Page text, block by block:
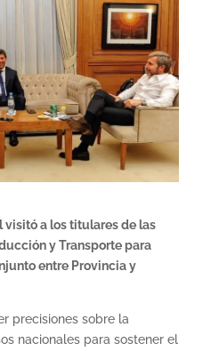
visitó a los titulares de las
y Transporte para
entre Provincia y
precisiones sobre la
nacionales para sostener el